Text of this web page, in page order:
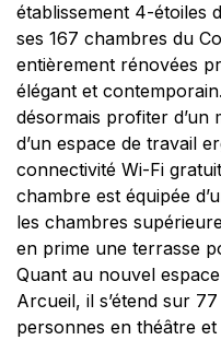
établissement 4-étoiles
ses 167 chambres du
entièrement rénovées
élégant et
désormais profiter
d’un espace de travail
connectivité Wi-Fi
chambre est équipée
les chambres
en prime une terrasse
Quant au nouvel
Arcueil, il s’étend sur
personnes en théâtre